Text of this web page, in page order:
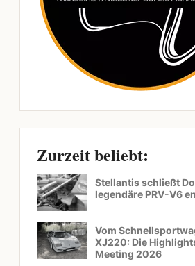
Zurzeit beliebt:
Stellantis schließt
legendäre PRV-V6
Vom
XJ220: Die
Meeting 2026